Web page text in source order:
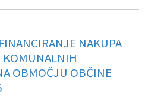
NAKUPA
KOMUNALNIH
OBMOČJU OBČINE